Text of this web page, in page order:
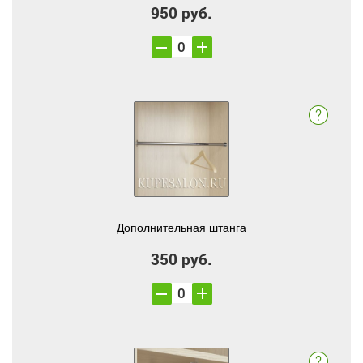
950 руб.
Дополнительная штанга
350 руб.